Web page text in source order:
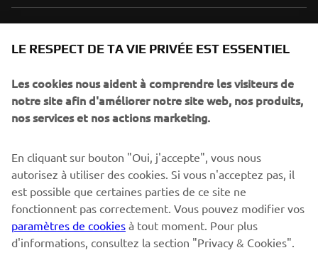
spéciaux, les lancements de produits, etc.
S'ABONNER
Lisez notre politique de confidentialité pour savoir comment
nous traitons vos données personnelles : Politique de
Confidentialité
LE RESPECT DE TA VIE PRIVÉE EST ESSENTIEL
Les cookies nous aident à comprendre les visiteurs de
notre site afin d'améliorer notre site web, nos produits,
nos services et nos actions marketing.
En cliquant sur bouton "Oui, j'accepte", vous nous
autorisez à utiliser des cookies. Si vous n'acceptez pas, il
est possible que certaines parties de ce site ne
fonctionnent pas correctement. Vous pouvez modifier vos
paramètres de cookies à tout moment. Pour plus
d'informations, consultez la section "Privacy & Cookies".